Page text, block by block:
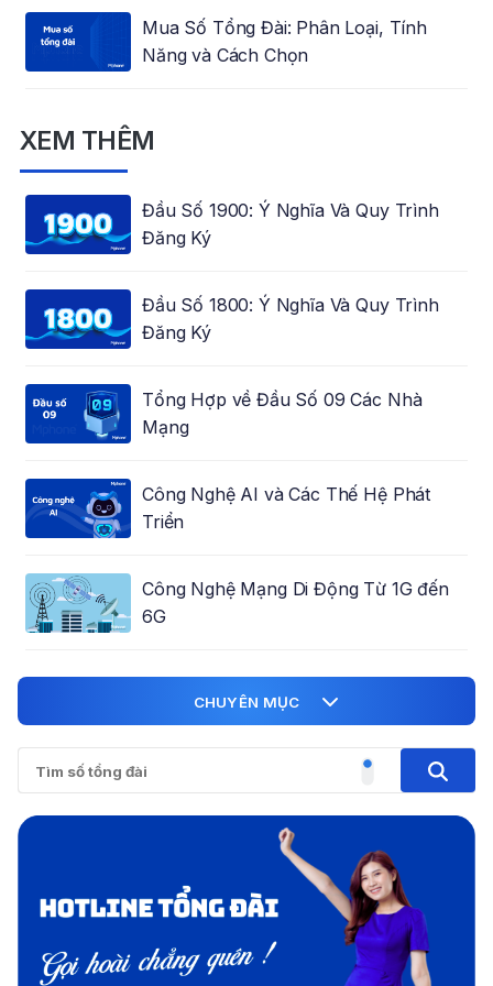
Mua Số Tổng Đài: Phân Loại, Tính
Năng và Cách Chọn
CHUYÊN MỤC
XEM THÊM
Đầu Số 1900: Ý Nghĩa Và Quy Trình
Đăng Ký
Đầu Số 1800: Ý Nghĩa Và Quy Trình
Đăng Ký
Tổng Hợp về Đầu Số 09 Các Nhà
Mạng
Công Nghệ AI và Các Thế Hệ Phát
Triển
Công Nghệ Mạng Di Động Từ 1G đến
6G